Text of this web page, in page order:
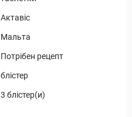
Актавіс
Мальта
Потрібен рецепт
блістер
3 блістер(и)